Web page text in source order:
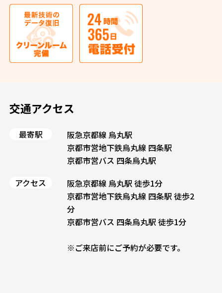
交通アクセス
最寄駅
阪急京都線 烏丸駅
京都市営地下鉄烏丸線 四条駅
京都市営バス 四条烏丸駅
アクセス
阪急京都線 烏丸駅 徒歩1分
京都市営地下鉄烏丸線 四条駅 徒歩2
分
京都市営バス 四条烏丸駅 徒歩1分
※ご来店前にご予約が必要です。